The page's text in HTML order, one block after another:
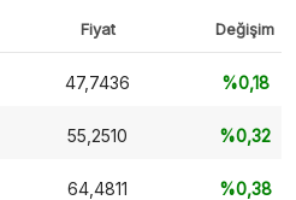
Fiyat Değişim
47,7436 %0,18
55,2510 %0,32
64,4811 %0,38